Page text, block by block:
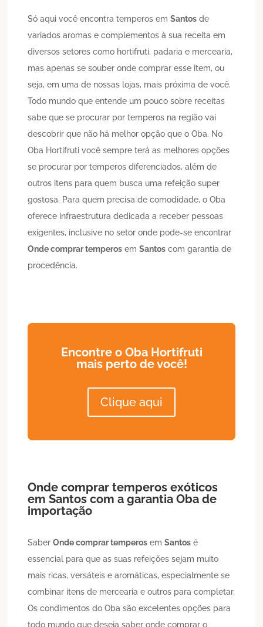
Só aqui você encontra temperos emSantos de
variados aromas e complementos à sua receita em
diversos setores como hortifruti, padaria e mercearia,
mas apenas se souber onde comprar esse item, ou
seja, em uma de nossas lojas, mais próxima de você.
Todo mundo que entende um pouco sobre receitas
sabe que se procurar por temperos na região vai
descobrir que não há melhor opção que o Oba. No
Oba Hortifruti você sempre terá as melhores opções
se procurar por temperos diferenciados, além de
outros itens para quem busca uma refeição super
gostosa. Para quem precisa de comodidade, o Oba
oferece infraestrutura dedicada a receber pessoas
exigentes, inclusive no setor onde pode-se encontrar
Onde comprar temperos emSantos com garantia de
procedência.
Encontre o Oba Hortifruti
mais perto de você!
Clique aqui
Onde comprar temperos exóticos
emSantos com a garantia Oba de
importação
SaberOnde comprar temperos emSantos é
essencial para que as suas refeições sejam muito
mais ricas, versáteis e aromáticas, especialmente se
combinar itens de mercearia e outros para completar.
Os condimentos do Oba são excelentes opções para
todo mundo que deseja saber onde comprar o